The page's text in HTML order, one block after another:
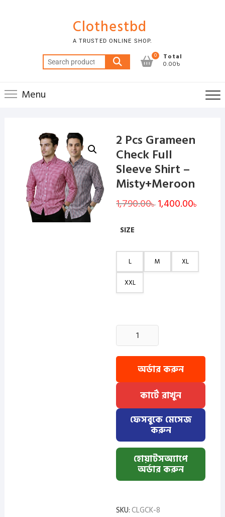
Clothestbd
A TRUSTED ONLINE SHOP.
Search
for:
0 Total
0.00৳
Menu
2 Pcs Grameen
Check Full
Sleeve Shirt –
Misty+Meroon
1,790.00৳ Original
price
1,400.00৳
SIZE
L M
XL
XXL
2
Pcs
Grameen
Full
Shirt
-
Misty+Meroon
quantity
কার্টে রাখুন
অর্ডার করুন
ফেসবুকে মেসেজ
করুন
হোয়াটসঅ্যাপে
অর্ডার করুন
SKU: CLGCK-8